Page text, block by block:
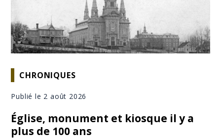
CHRONIQUES
Publié le 2 août 2026
Église, monument et kiosque il y a
plus de 100 ans